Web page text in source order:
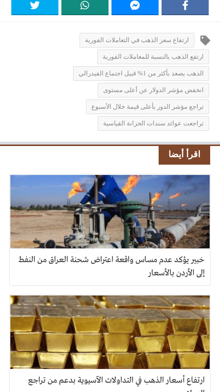
ارتفاع سعر الذهب في التعاملات الفورية
ارتفع الذهب بالنسبة للمعاملات الفورية
الذهب يصعد بأكثر من 1% قبيل اجتماع الفيدرالي
انخفض مؤشر الدولار عن أعلى مستوى
تراجع مؤشر الدور بأعلى قيمة خلال الأسبوع
تراجعت عوائد سندات الخزانة القياسية
اقرأ أيضا
خبير يؤكد عدم مساس واقعة اعتراض شحنة العراق من النفط
إلى الأردن بالأسعار
ارتفاع أسعار الذهب في التداولات الآسيوية بدعم من تراجع